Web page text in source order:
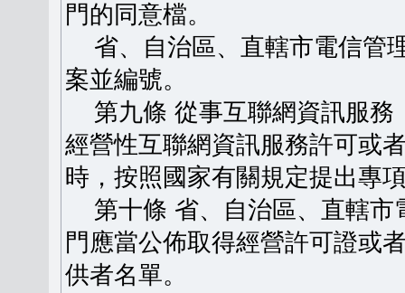
門的同意檔。
省、自治區、直轄市電信管
案並編號。
第九條 從事互聯網資訊服務
經營性互聯網資訊服務許可或
時，按照國家有關規定提出專
第十條 省、自治區、直轄市
門應當公佈取得經營許可證或
供者名單。